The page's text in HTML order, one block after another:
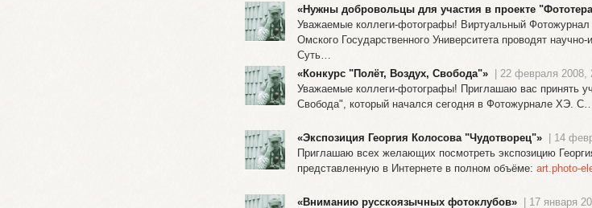
«Нужны добровольцы для участия в проекте
Уважаемые коллеги-фотографы! Виртуальный
Омского Государственного Университета проводят
Суть…
«Конкурс "Полёт, Воздух, Свобода"»
| 22 февраля 2008,
Уважаемые коллеги-фотографы! Приглашаю вас принять
Свобода", который начался сегодня в Фотожурнале ХЭ.
«Экспозиция Георгия Колосова "Чудотворец"»
| 14
Приглашаю всех желающих посмотреть экспозицию
представленную в Интернете в полном объёме: art.photo-
«Вниманию русскоязычных фотоклубов» | 17 января